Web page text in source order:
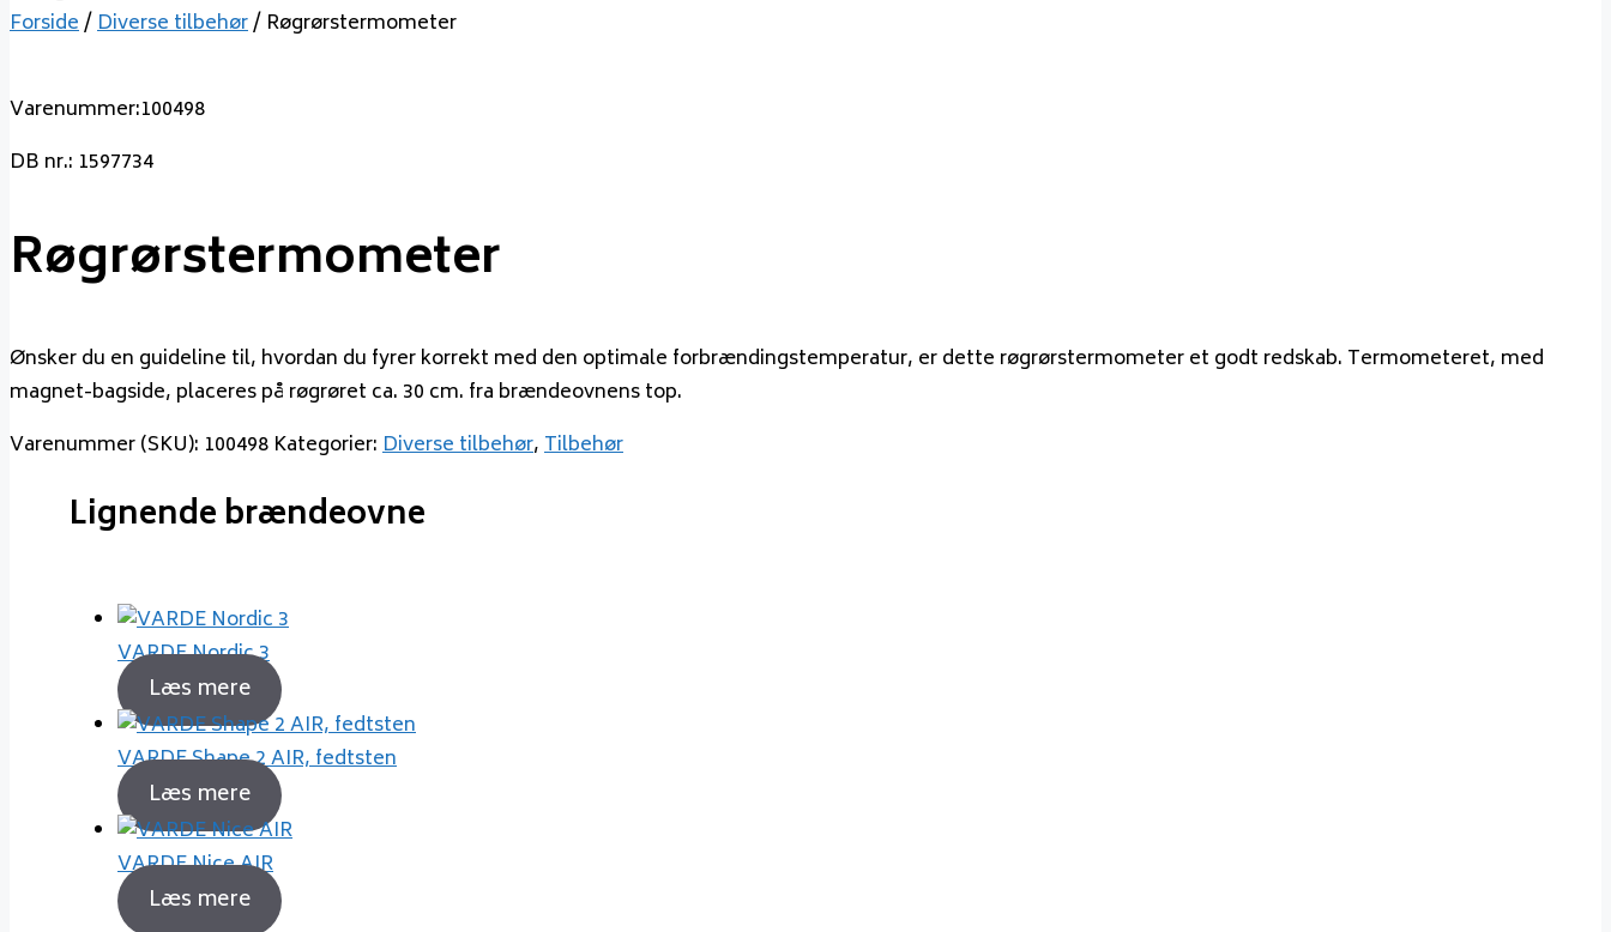
Forside/Diverse tilbehør/ Røgrørstermometer
Varenummer:100498
DB nr.: 1597734
Røgrørstermometer
Ønsker du en guideline til, hvordan du fyrer korrekt med den optimale forbrændingstemperatur, er dette røgrørstermometer et godt redskab. Termometeret, med
magnet-bagside, placeres på røgrøret ca. 30 cm. fra brændeovnens top.
Varenummer (SKU): 100498 Kategorier:Diverse tilbehør,Tilbehør
Lignende brændeovne
VARDE Nordic 3
Læs mere
VARDE Shape 2 AIR, fedtsten
Læs mere
VARDE Nice AIR
Læs mere